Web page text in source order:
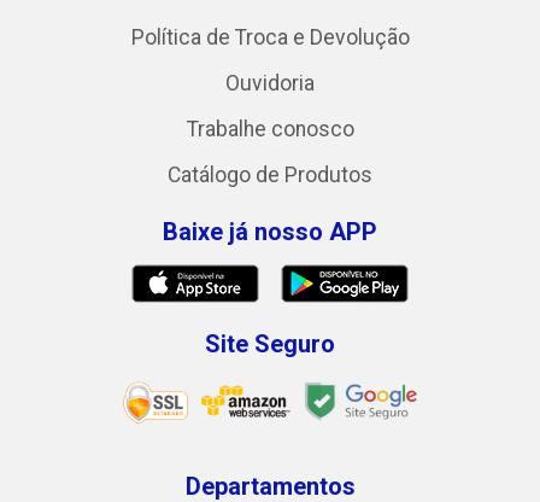
Política de Troca e Devolução
Ouvidoria
Trabalhe conosco
Catálogo de Produtos
Baixe já nosso APP
Site Seguro
Departamentos